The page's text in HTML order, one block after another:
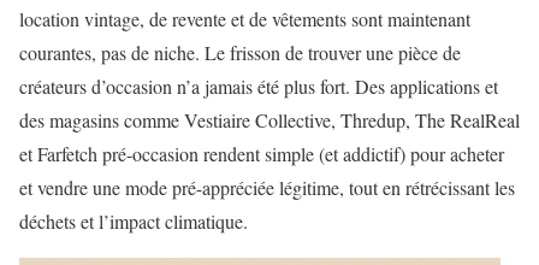
location vintage, de revente et de vêtements sont maintenant
courantes, pas de niche. Le frisson de trouver une pièce de
créateurs d’occasion n’a jamais été plus fort. Des applications et
des magasins comme Vestiaire Collective, Thredup, The RealReal
et Farfetch pré-occasion rendent simple (et addictif) pour acheter
et vendre une mode pré-appréciée légitime, tout en rétrécissant les
déchets et l’impact climatique.